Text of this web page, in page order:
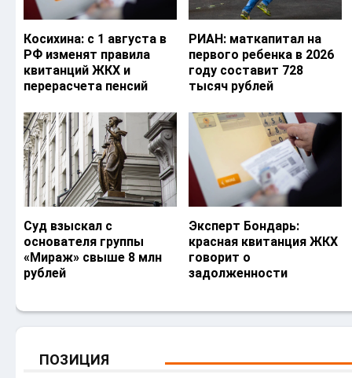
Косихина: с 1 августа в
РФ изменят правила
квитанций ЖКХ и
перерасчета пенсий
РИАН: маткапитал на
первого ребенка в 2026
году составит 728
тысяч рублей
Суд взыскал с
основателя группы
«Мираж» свыше 8 млн
рублей
Эксперт Бондарь:
красная квитанция ЖКХ
говорит о
задолженности
ПОЗИЦИЯ